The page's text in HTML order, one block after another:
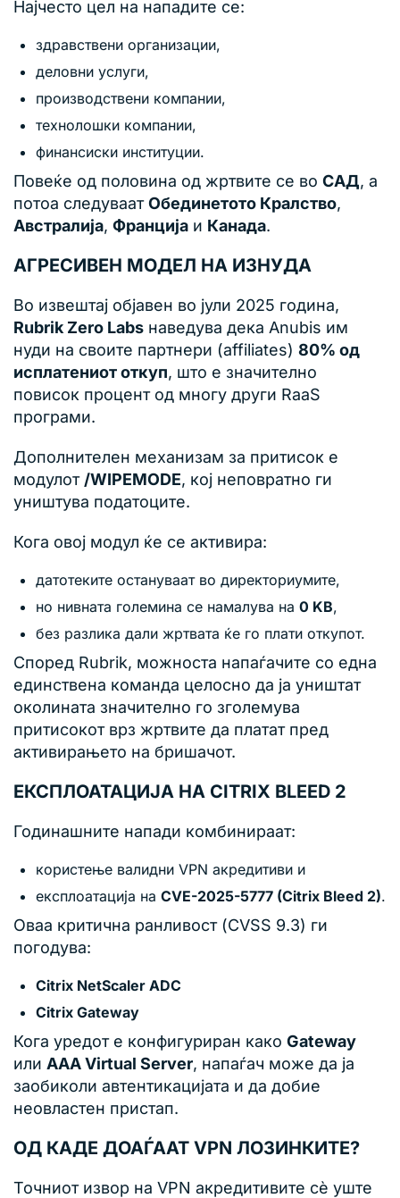
Најчесто цел на нападите се:
здравствени организации,
деловни услуги,
производствени компании,
технолошки компании,
финансиски институции.
Повеќе од половина од жртвите се во САД, а
потоа следуваатОбединетото Кралство,
Австралија, Франција и Канада.
АГРЕСИВЕН МОДЕЛ НА ИЗНУДА
Во извештај објавен во јули 2025 година,
Rubrik Zero Labs наведува дека Anubis им
нуди на своите партнери (affiliates) 80% од
исплатениот откуп, што е значително
повисок процент од многу други RaaS
програми.
Дополнителен механизам за притисок е
модулот /WIPEMODE, кој неповратно ги
уништува податоците.
Кога овој модул ќе се активира:
датотеките остануваат во директориумите,
но нивната големина се намалува на 0 KB,
без разлика дали жртвата ќе го плати откупот.
Според Rubrik, можноста напаѓачите со една
единствена команда целосно да ја уништат
околината значително го зголемува
притисокот врз жртвите да платат пред
активирањето на бришачот.
ЕКСПЛОАТАЦИЈА НА CITRIX BLEED 2
Годинашните напади комбинираат:
користење валидни VPN акредитиви и
експлоатација на CVE-2025-5777 (Citrix Bleed 2).
Оваа критична ранливост (CVSS 9.3) ги
погодува:
Citrix NetScaler ADC
Citrix Gateway
Кога уредот е конфигуриран како Gateway
или AAA Virtual Server, напаѓач може да ја
заобиколи автентикацијата и да добие
неовластен пристап.
ОД КАДЕ ДОАЃААТ VPN ЛОЗИНКИТЕ?
Точниот извор на VPN акредитивите сè уште